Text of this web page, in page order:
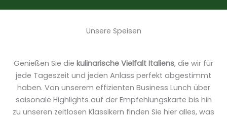
Unsere Speisen
Genießen Sie die kulinarische Vielfalt Italiens, die wir für
jede Tageszeit und jeden Anlass perfekt abgestimmt
haben. Von unserem effizienten Business Lunch über
saisonale Highlights auf der Empfehlungskarte bis hin
zu unseren zeitlosen Klassikern finden Sie hier alles, was